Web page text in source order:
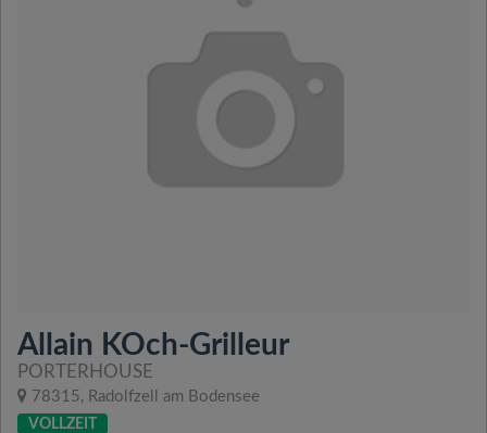
Allain KOch-Grilleur
PORTERHOUSE
78315, Radolfzell am Bodensee
VOLLZEIT